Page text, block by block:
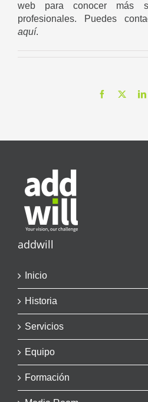
web para conocer más
profesionales. Puedes
aquí.
Facebook
addwill
Inicio
Historia
Servicios
Equipo
Formación